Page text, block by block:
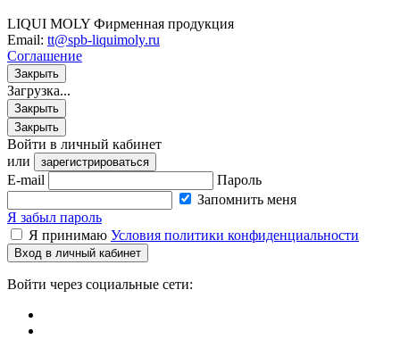
LIQUI MOLY Фирменная продукция
Email: tt@spb-liquimoly.ru
Соглашение
Закрыть
Загрузка...
Закрыть
Закрыть
Войти в личный кабинет
или
зарегистрироваться
E-mail
Пароль
Запомнить меня
Я забыл пароль
Я принимаю Условия политики конфиденциальности
Вход в личный кабинет
Войти через социальные сети: